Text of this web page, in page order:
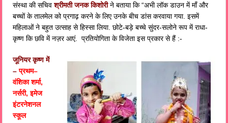
संस्था की सचिवश्रीमती जनक किशोरीने बताया कि “अभी लॉक डाउन में माँ और
बच्चों के तालमेल को प्रगाढ़ करने के लिए उनके बीच डांस करवाया गया. इसमें
महिलाओं ने बहुत उत्साह से हिस्सा लिया. छोटे-बड़े बच्चे सुंदर-सलोने रूप में राधा-
कृष्ण कि छवि में नज़र आएं. प्रतियोगिता के विजेता इस प्रकार से हैं :-
जूनियर कृष्ण में
– प्रथम–
वंशिका शर्मा,
नर्सरी, इमेज
इंटरनेशनल
स्कूल